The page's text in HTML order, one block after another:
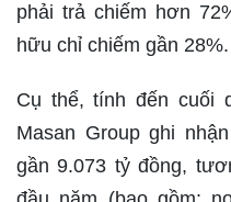
phải trả chiếm hơn
hữu chỉ chiếm gần 28%.
Cụ thể, tính đến cuối
Masan Group ghi
gần 9.073 tỷ đồng,